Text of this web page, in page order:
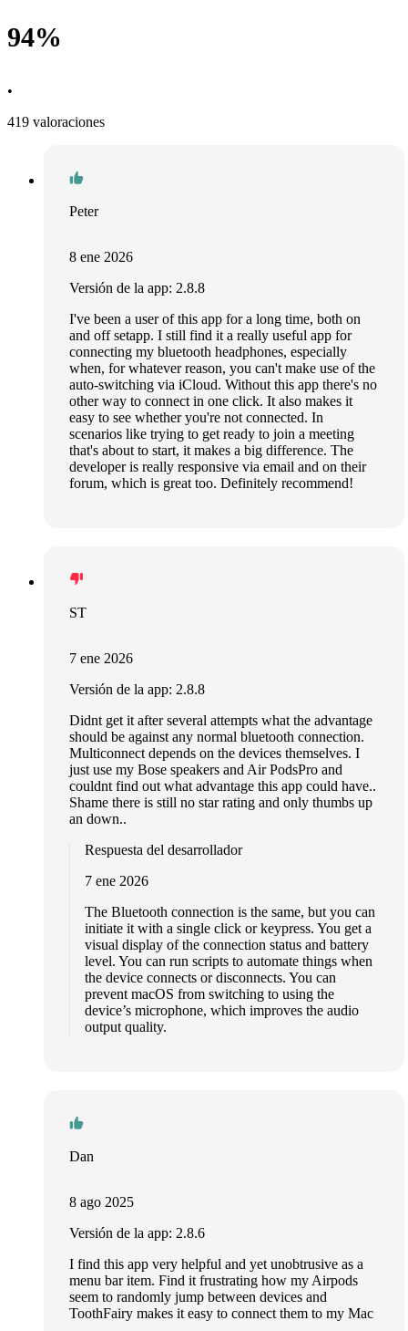
94%
•
419 valoraciones
Peter
8 ene 2026
Versión de la app: 2.8.8
I've been a user of this app for a long time, both on
and off setapp. I still find it a really useful app for
connecting my bluetooth headphones, especially
when, for whatever reason, you can't make use of the
auto-switching via iCloud. Without this app there's no
other way to connect in one click. It also makes it
easy to see whether you're not connected. In
scenarios like trying to get ready to join a meeting
that's about to start, it makes a big difference. The
developer is really responsive via email and on their
forum, which is great too. Definitely recommend!
ST
7 ene 2026
Versión de la app: 2.8.8
Didnt get it after several attempts what the advantage
should be against any normal bluetooth connection.
Multiconnect depends on the devices themselves. I
just use my Bose speakers and Air PodsPro and
couldnt find out what advantage this app could have..
Shame there is still no star rating and only thumbs up
an down..
Respuesta del desarrollador
7 ene 2026
The Bluetooth connection is the same, but you can
initiate it with a single click or keypress. You get a
visual display of the connection status and battery
level. You can run scripts to automate things when
the device connects or disconnects. You can
prevent macOS from switching to using the
device’s microphone, which improves the audio
output quality.
Dan
8 ago 2025
Versión de la app: 2.8.6
I find this app very helpful and yet unobtrusive as a
menu bar item. Find it frustrating how my Airpods
seem to randomly jump between devices and
ToothFairy makes it easy to connect them to my Mac